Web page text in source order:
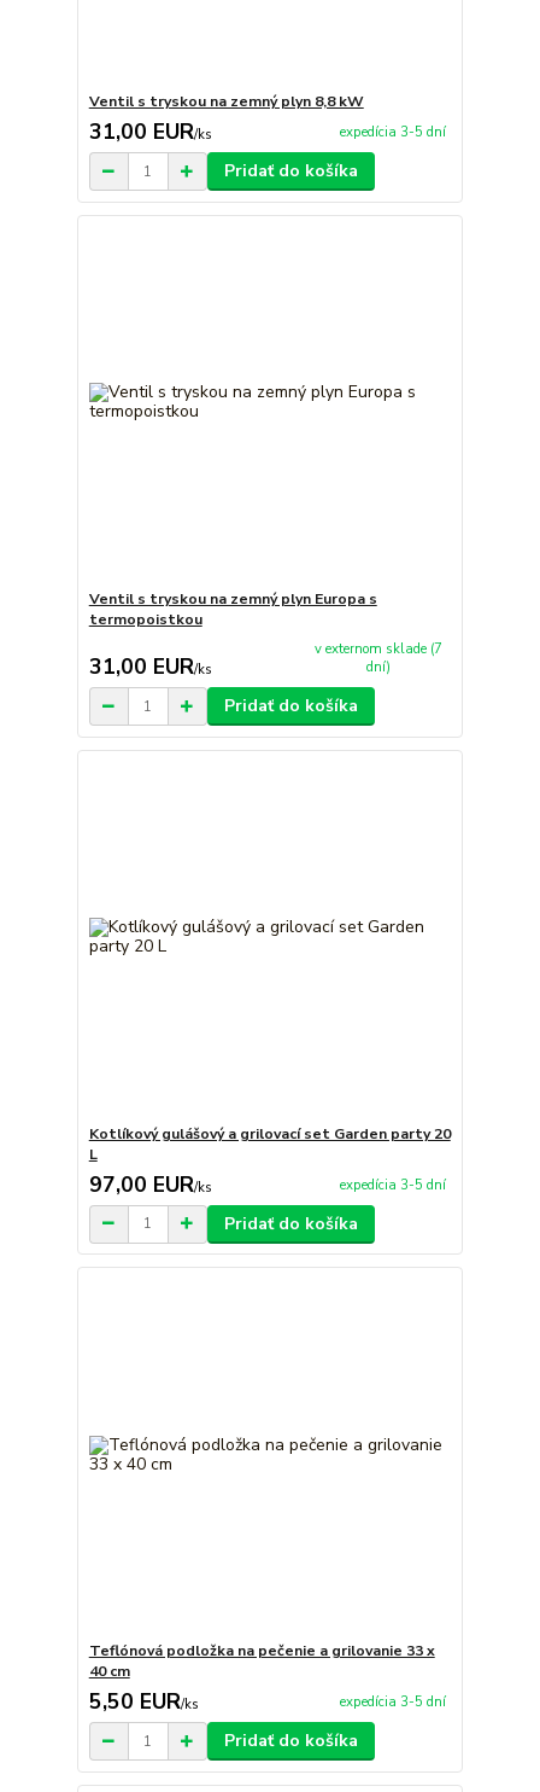
Ventil s tryskou na zemný plyn 8,8 kW
31,00 EUR/ks expedícia 3-5 dní
Pridať do košíka
Ventil s tryskou na zemný plyn Europa s
termopoistkou
31,00 EUR/ks
v externom sklade (7
dní)
Pridať do košíka
Kotlíkový gulášový a grilovací set Garden party 20
L
97,00 EUR/ks expedícia 3-5 dní
Pridať do košíka
Teflónová podložka na pečenie a grilovanie 33 x
40 cm
5,50 EUR/ks expedícia 3-5 dní
Pridať do košíka